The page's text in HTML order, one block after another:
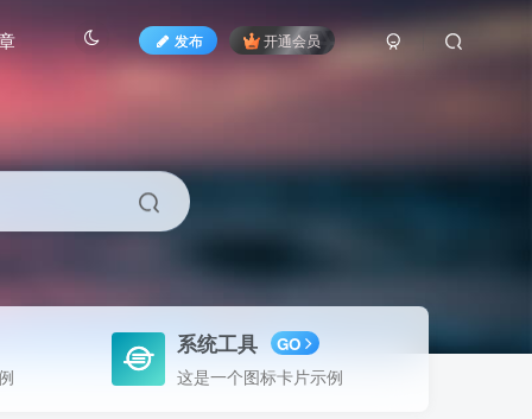
发布 开通会员
系统工具 GO
这是一个图标卡片示例